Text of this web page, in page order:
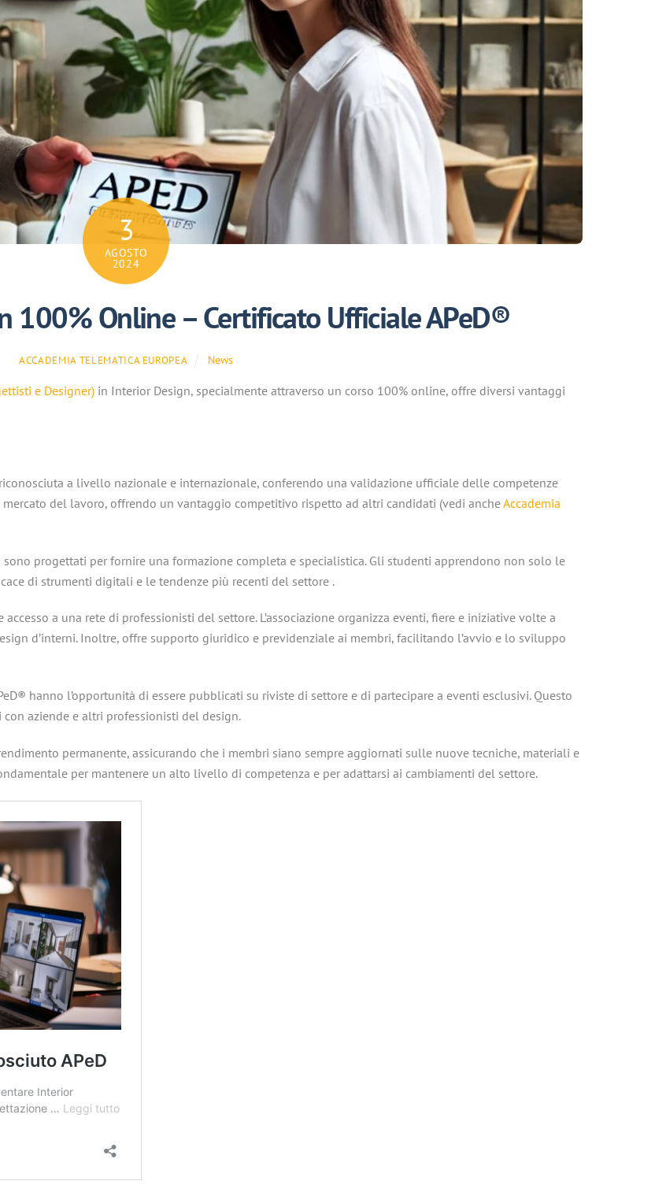
3
AGOSTO
2024
100% Online – Certificato Ufficiale APeD®
ACCADEMIA TELEMATICA EUROPEA News
e Designer) in Interior Design, specialmente attraverso un corso 100% online, offre diversi vantaggi
a livello nazionale e internazionale, conferendo una validazione ufficiale delle competenze
del lavoro, offrendo un vantaggio competitivo rispetto ad altri candidati​ (vedi ancheAccademia
sono progettati per fornire una formazione completa e specialistica. Gli studenti apprendono non solo le
di strumenti digitali e le tendenze più recenti del settore​.
accesso a una rete di professionisti del settore. L’associazione organizza eventi, fiere e iniziative volte a
d’interni. Inoltre, offre supporto giuridico e previdenziale ai membri, facilitando l’avvio e lo sviluppo
hanno l’opportunità di essere pubblicati su riviste di settore e di partecipare a eventi esclusivi. Questo
aziende e altri professionisti del design​.
permanente, assicurando che i membri siano sempre aggiornati sulle nuove tecniche, materiali e
per mantenere un alto livello di competenza e per adattarsi ai cambiamenti del settore.